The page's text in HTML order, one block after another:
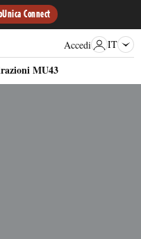
Connect
MU43
Accedi IT